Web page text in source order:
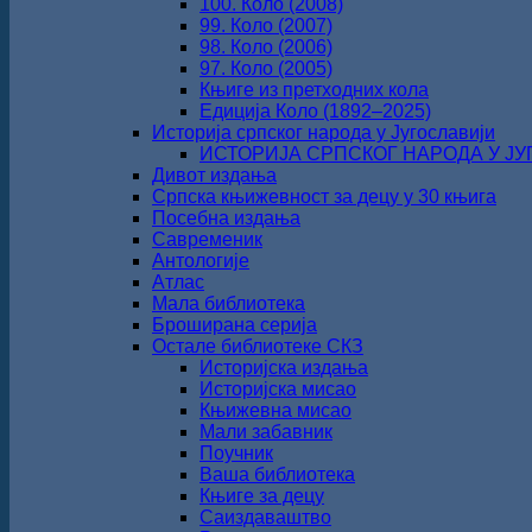
100. Коло (2008)
99. Коло (2007)
98. Коло (2006)
97. Коло (2005)
Књиге из претходних кола
Едиција Коло (1892‒2025)
Историја српског народа у Југославији
ИСТОРИЈА СРПСКОГ НАРОДА У
Дивот издања
Српска књижевност за децу у 30 књига
Посебна издања
Савременик
Антологије
Атлас
Мала библиотека
Броширана серија
Остале библиотеке СКЗ
Историјска издања
Историјска мисао
Књижевна мисао
Мали забавник
Поучник
Ваша библиотека
Књиге за децу
Саиздаваштво